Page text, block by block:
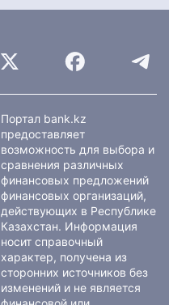
Портал bank.kz
предоставляет
возможность для выбора и
сравнения различных
финансовых предложений
финансовых организаций,
действующих в Республике
Казахстан. Информация
носит справочный
характер, получена из
сторонних источников без
изменений и не является